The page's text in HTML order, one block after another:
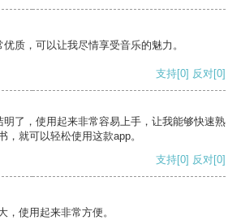
质，可以让我尽情享受音乐的魅力。
支持[0] 反对[0]
了，使用起来非常容易上手，让我能够快速熟
，就可以轻松使用这款app。
支持[0] 反对[0]
，使用起来非常方便。